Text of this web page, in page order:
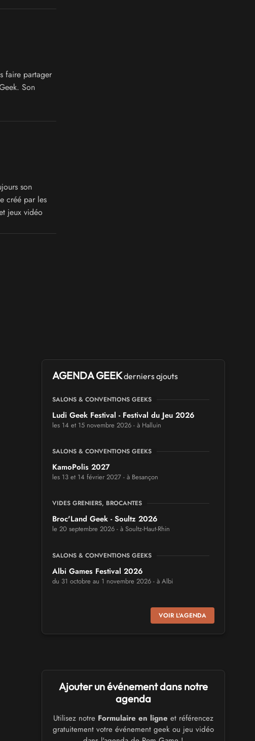
faire partager
Son
son
créé par les
jeux vidéo
AGENDA GEEKderniers ajouts
SALONS & CONVENTIONS GEEKS
Ludi Geek Festival - Festival du Jeu 2026
les 14 et 15 novembre 2026 - à Halluin
SALONS & CONVENTIONS GEEKS
KamoPolis 2027
les 13 et 14 février 2027 - à Besançon
VIDES GRENIERS, BROCANTES
Broc'Land Geek - Soultz 2026
le 20 septembre 2026 - à Soultz-Haut-Rhin
SALONS & CONVENTIONS GEEKS
Albi Games Festival 2026
du 31 octobre au 1 novembre 2026 - à Albi
SALONS & CONVENTIONS GEEKS
Virtual Calais - salon du jeu vidéo et des
loisirs numériques 2026
SALONS & CONVENTIONS GEEKS
Trolls et Légendes 2027
du 26 au 28 mars 2027 - à Mons
CULTURE JAPONAISE ET OTAKU
Mang'Azur 2027
VOIR L'AGENDA
Ajouter un événement dans notre
agenda
Utilisez notre Formulaire en ligne et référencez
gratuitement votre événement geek ou jeu vidéo